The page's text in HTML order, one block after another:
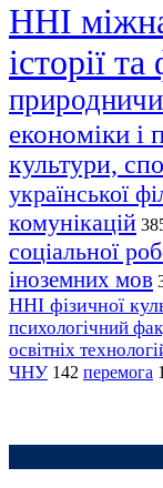
ННІ
історії
економіки і
культури,
української
комунікацій
соціальної
іноземних мов
ННІ фізичної
психологічний
освітніх
ЧНУ 142 перемога